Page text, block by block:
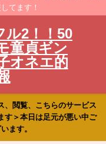
てます！
ル2！！50
童貞ギン
オネエ的
、閲覧、こちらのサービス
す＞本日は足元が悪い中ご
ます。